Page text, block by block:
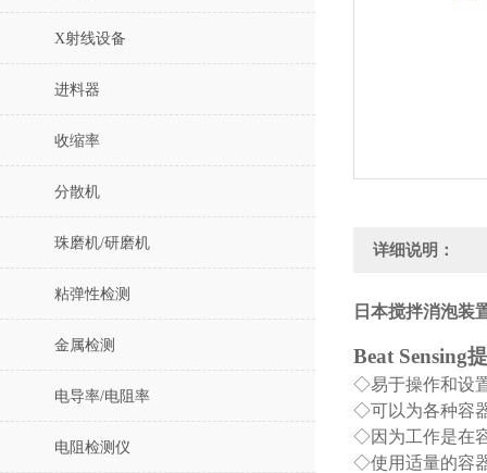
X射线设备
进料器
收缩率
分散机
珠磨机/研磨机
粘弹性检测
金属检测
电导率/电阻率
电阻检测仪
详细说明：
日本搅拌消泡装
Beat Sensing
◇易于操作和设
◇可以为各种容
◇因为工作是在
◇使用适量的容